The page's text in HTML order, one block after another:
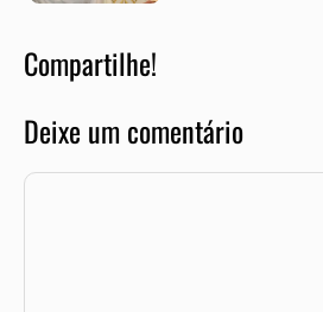
Compartilhe!
Deixe um comentário
Comentário